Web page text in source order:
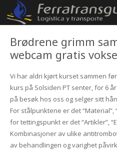
Brødrene grimm
webcam gratis
Vi har aldri kjørt kurset sammen
kurs på Solsiden PT senter, for 6
på besøk hos oss og selger sitt
For stålpunktene er det “Material”,
for tettingspunkt er det “Artikler”,
Kombinasjoner av ulike
av behandlingen og varighet